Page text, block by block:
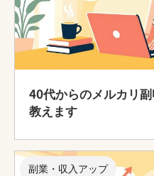
40代からのメルカリ
教えます
副業・収入アップ